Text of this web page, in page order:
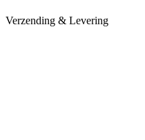
Verzending & Levering